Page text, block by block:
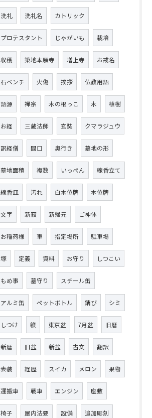
洗礼 洗礼名 カトリック
プロテスタント じゃがいも 栽培
収穫 築地本願寺 増上寺 お戒名
石ベンチ 火傷 挨拶 仏教用語
語源 禅宗 木の根っこ 木 植樹
お経 三蔵法師 玄奘 クマラジュウ
訳経僧 間口 奥行き 墓地の形
墓地面積 複数 いっぺん 線香立て
線香皿 汚れ 白木位牌 本位牌
文字 新寂 新帰元 ご神体
お稲荷様 車 指定場所 駐車場
塚 定義 資料 お守り しつこい
もめ事 墓守り スチール缶
アルミ缶 ペットボトル 錆び シミ
しつけ 躾 東京盆 7月盆 旧暦
新暦 旧盆 新盆 古文 翻訳
表装 経歴 スイカ メロン 果物
運搬車 戦車 エンジン 座敷
椅子 屋内法要 設備 追加彫刻